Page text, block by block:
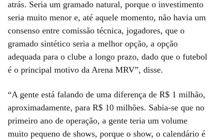
atrás. Seria um gramado natural, porque o investimento
seria muito menor e, até aquele momento, não havia um
consenso entre comissão técnica, jogadores, que o
gramado sintético seria a melhor opção, a opção
adequada para o clube a longo prazo, dado que o futebol
é o principal motivo da Arena MRV”, disse.
“A gente está falando de uma diferença de R$ 1 milhão,
aproximadamente, para R$ 10 milhões. Sabia-se que no
primeiro ano de operação, a gente teria um volume
muito pequeno de shows, porque o show, o calendário é